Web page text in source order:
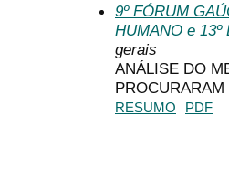
9º FÓRUM
HUMANO e
gerais
ANÁLISE DO
RESUMO PDF